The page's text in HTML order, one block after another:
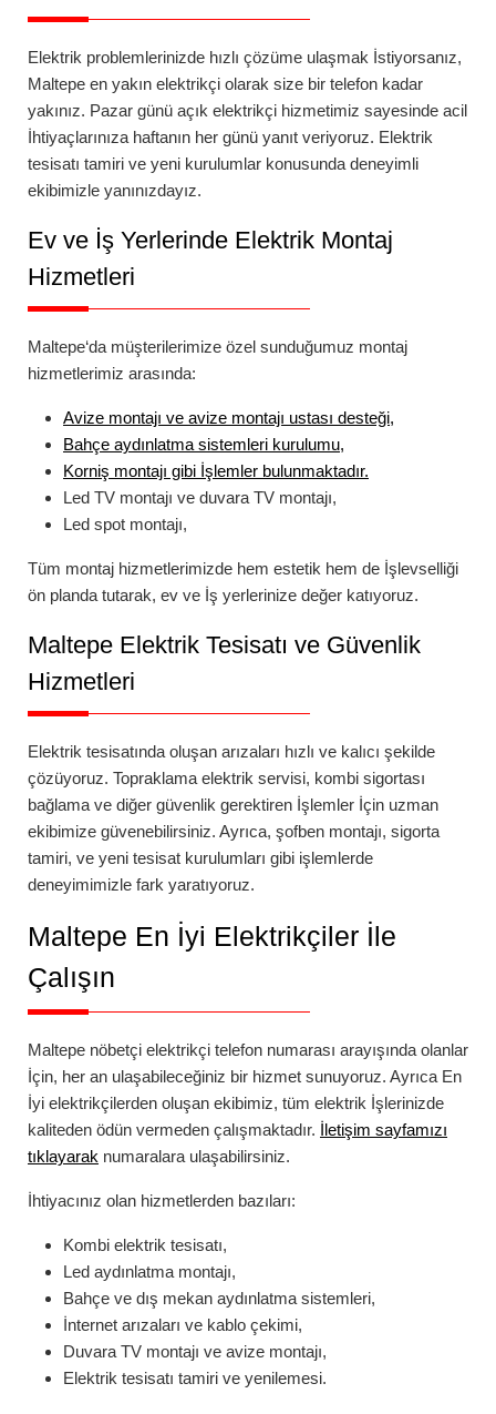
Elektrik problemlerinizde hızlı çözüme ulaşmak İstiyorsanız,
Maltepe en yakın elektrikçi olarak size bir telefon kadar
yakınız. Pazar günü açık elektrikçi hizmetimiz sayesinde acil
İhtiyaçlarınıza haftanın her günü yanıt veriyoruz. Elektrik
tesisatı tamiri ve yeni kurulumlar konusunda deneyimli
ekibimizle yanınızdayız.
Ev ve İş Yerlerinde Elektrik Montaj
Hizmetleri
Maltepe‘da müşterilerimize özel sunduğumuz montaj
hizmetlerimiz arasında:
Avize montajı ve avize montajı ustası desteği,
Bahçe aydınlatma sistemleri kurulumu,
Korniş montajı gibi İşlemler bulunmaktadır.
Led TV montajı ve duvara TV montajı,
Led spot montajı,
Tüm montaj hizmetlerimizde hem estetik hem de İşlevselliği
ön planda tutarak, ev ve İş yerlerinize değer katıyoruz.
Maltepe Elektrik Tesisatı ve Güvenlik
Hizmetleri
Elektrik tesisatında oluşan arızaları hızlı ve kalıcı şekilde
çözüyoruz. Topraklama elektrik servisi, kombi sigortası
bağlama ve diğer güvenlik gerektiren İşlemler İçin uzman
ekibimize güvenebilirsiniz. Ayrıca, şofben montajı, sigorta
tamiri, ve yeni tesisat kurulumları gibi işlemlerde
deneyimimizle fark yaratıyoruz.
Maltepe En İyi Elektrikçiler İle
Çalışın
Maltepe nöbetçi elektrikçi telefon numarası arayışında olanlar
İçin, her an ulaşabileceğiniz bir hizmet sunuyoruz. Ayrıca En
İyi elektrikçilerden oluşan ekibimiz, tüm elektrik İşlerinizde
kaliteden ödün vermeden çalışmaktadır. İletişim sayfamızı
tıklayarak numaralara ulaşabilirsiniz.
İhtiyacınız olan hizmetlerden bazıları:
Kombi elektrik tesisatı,
Led aydınlatma montajı,
Bahçe ve dış mekan aydınlatma sistemleri,
İnternet arızaları ve kablo çekimi,
Duvara TV montajı ve avize montajı,
Elektrik tesisatı tamiri ve yenilemesi.